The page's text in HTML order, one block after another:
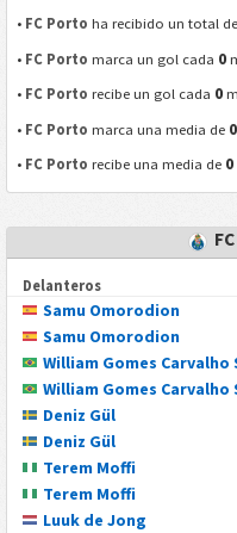
• FC Porto ha recibido un total de
• FC Porto marca un gol cada 0
• FC Porto recibe un gol cada 0
• FC Porto marca una media de 0
• FC Porto recibe una media de 0
Delanteros
Samu Omorodion
Samu Omorodion
William Gomes Carvalho
William Gomes Carvalho
Deniz Gül
Deniz Gül
Terem Moffi
Terem Moffi
Luuk de Jong